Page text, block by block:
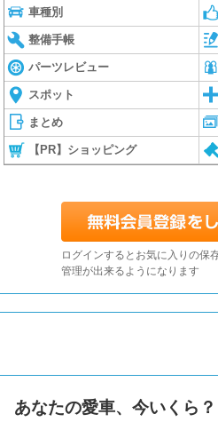
車種別
整備手帳
パーツレビュー
スポット
まとめ
【PR】ショッピング
ログインするとお気に入りの保
管理が出来るようになります
あなたの愛車、今いくら？